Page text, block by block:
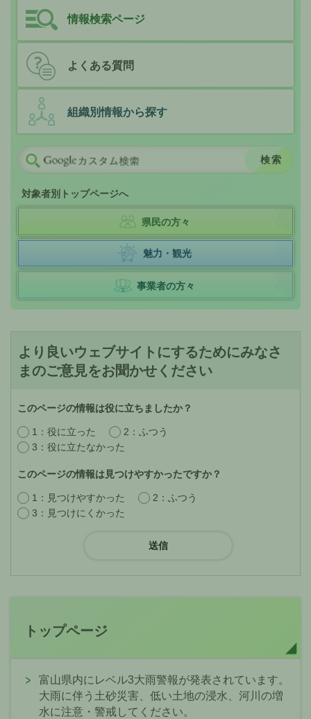
情報検索ページ
よくある質問
組織別情報から探す
対象者別トップページへ
県民の方々
魅力・観光
事業者の方々
より良いウェブサイトにするためにみなさ
まのご意見をお聞かせください
このページの情報は役に立ちましたか？
1：役に立った
2：ふつう
3：役に立たなかった
このページの情報は見つけやすかったですか？
1：見つけやすかった
2：ふつう
3：見つけにくかった
トップページ
富山県内にレベル3大雨警報が発表されています。
大雨に伴う土砂災害、低い土地の浸水、河川の増
水に注意・警戒してください。